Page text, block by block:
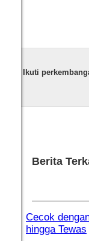
Ikuti
Berita
Cecok
hingga Tewas